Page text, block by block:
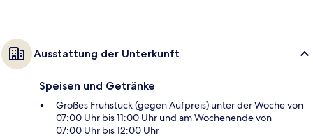
Ausstattung der Unterkunft
Speisen und Getränke
Großes Frühstück (gegen Aufpreis) unter der Woche von
07:00 Uhr bis 11:00 Uhr und am Wochenende von
07:00 Uhr bis 12:00 Uhr